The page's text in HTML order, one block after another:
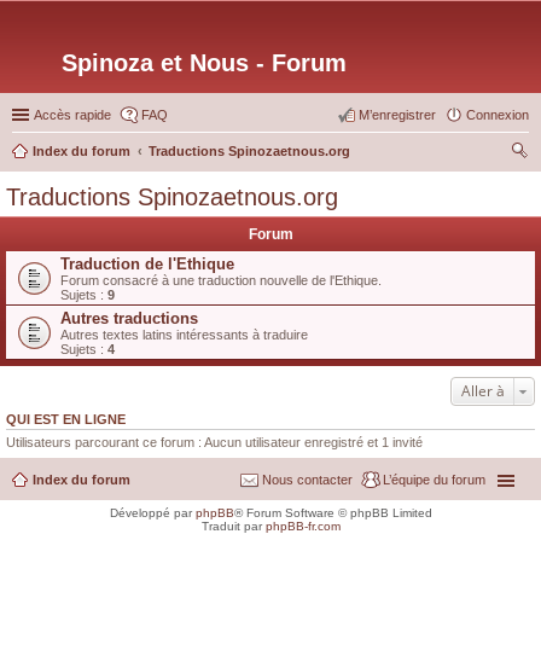
Spinoza et Nous - Forum
Accès rapide FAQ Connexion
M’enregistrer
Index du forum
Traductions Spinozaetnous.org
Traductions Spinozaetnous.org
Forum
Traduction de l'Ethique
Forum consacré à une traduction nouvelle de l'Ethique.
Sujets : 9
Autres traductions
Autres textes latins intéressants à traduire
Sujets : 4
Aller à
QUI EST EN LIGNE
Utilisateurs parcourant ce forum : Aucun utilisateur enregistré et 1 invité
Index du forum L’équipe du forum
Nous contacter
Développé parphpBB® Forum Software © phpBB Limited
Traduit parphpBB-fr.com